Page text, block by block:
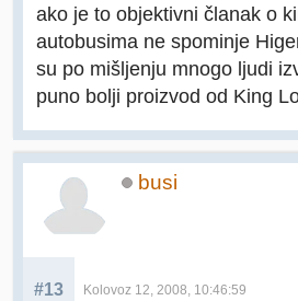
ako je to objektivni članak o
autobusima ne spominje
su po mišljenju mnogo ljudi
puno bolji proizvod od King
busi
#13 Kolovoz 12, 2008, 10:46:59